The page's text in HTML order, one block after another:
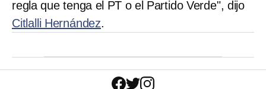
regla que tenga el PT o el Partido Verde", dijo
Citlalli Hernández.